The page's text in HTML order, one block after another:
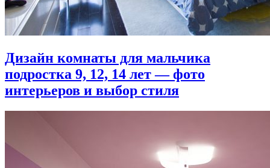
Дизайн комнаты для мальчика
подростка 9, 12, 14 лет — фото
интерьеров и выбор стиля